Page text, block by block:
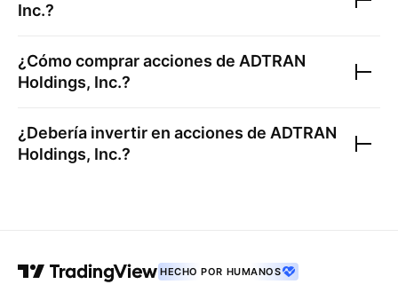
Inc.?
¿Cómo comprar acciones de ADTRAN
Holdings, Inc.?
¿Debería invertir en acciones de ADTRAN
Holdings, Inc.?
HECHO POR HUMANOS